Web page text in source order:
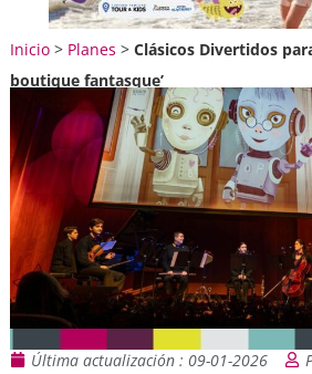
Inicio> Planes > Clásicos Divertidos
boutique fantasque’
Última actualización : 09-01-2026